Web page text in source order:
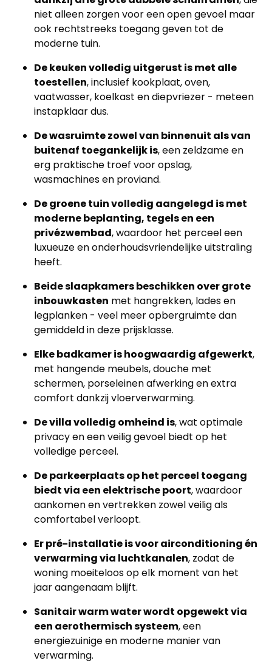
niet alleen zorgen voor een open gevoel maar
ook rechtstreeks toegang geven tot de
moderne tuin.
De keuken volledig uitgerust is met alle
toestellen, inclusief kookplaat, oven,
vaatwasser, koelkast en diepvriezer - meteen
instapklaar dus.
De wasruimte zowel van binnenuit als van
buitenaf toegankelijk is, een zeldzame en
erg praktische troef voor opslag,
wasmachines en proviand.
De groene tuin volledig aangelegd is met
moderne beplanting, tegels en een
privézwembad, waardoor het perceel een
luxueuze en onderhoudsvriendelijke uitstraling
heeft.
Beide slaapkamers beschikken over grote
inbouwkasten met hangrekken, lades en
legplanken - veel meer opbergruimte dan
gemiddeld in deze prijsklasse.
Elke badkamer is hoogwaardig afgewerkt,
met hangende meubels, douche met
schermen, porseleinen afwerking en extra
comfort dankzij vloerverwarming.
De villa volledig omheind is, wat optimale
privacy en een veilig gevoel biedt op het
volledige perceel.
De parkeerplaats op het perceel toegang
biedt via een elektrische poort, waardoor
aankomen en vertrekken zowel veilig als
comfortabel verloopt.
Er pré-installatie is voor airconditioning én
verwarming via luchtkanalen, zodat de
woning moeiteloos op elk moment van het
jaar aangenaam blijft.
Sanitair warm water wordt opgewekt via
een aerothermisch systeem, een
energiezuinige en moderne manier van
verwarming.